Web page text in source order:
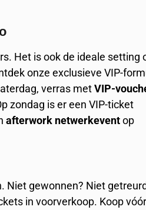
Het is ook de ideale setting
onze exclusieve VIP-
verras metVIP-
zondag is er een VIP-ticket
afterwork netwerkeventop
Niet gewonnen? Niet
in voorverkoop. Koop